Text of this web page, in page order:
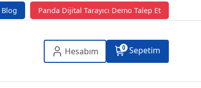
Blog Panda Dijital Tarayıcı Demo Talep Et
Hesabım 0 Sepetim